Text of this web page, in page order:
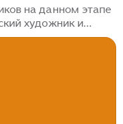
на данном этапе
художник и
большую часть